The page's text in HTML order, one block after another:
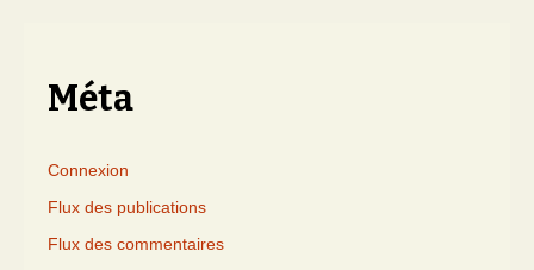
Méta
Connexion
Flux des publications
Flux des commentaires